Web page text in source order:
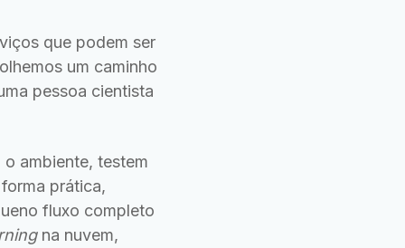
que podem ser
um caminho
pessoa cientista
ambiente, testem
prática,
fluxo completo
na nuvem,